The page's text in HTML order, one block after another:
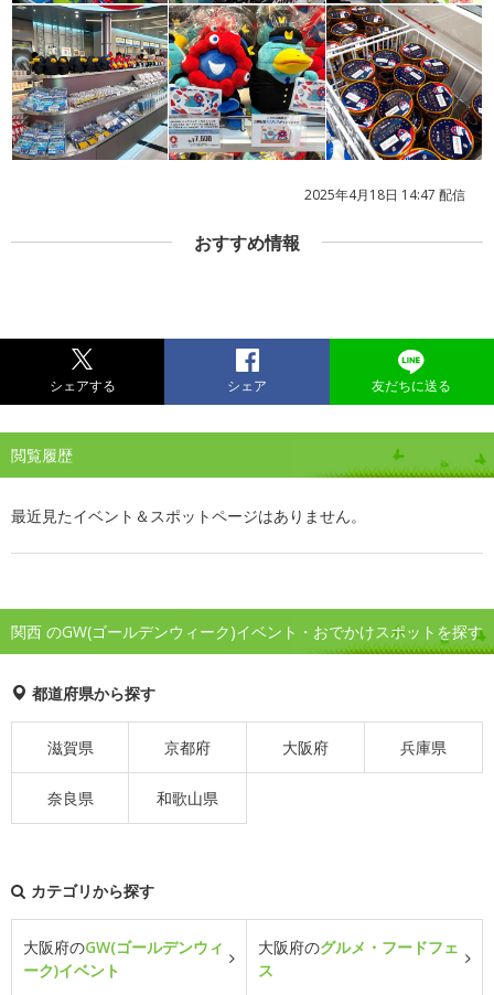
2025年4月18日 14:47 配信
おすすめ情報
シェアする シェア 友だちに送る
閲覧履歴
最近見たイベント＆スポットページはありません。
関西 のGW(ゴールデンウィーク)イベント・おでかけスポットを探す
都道府県から探す
滋賀県 京都府 大阪府 兵庫県
奈良県 和歌山県
カテゴリから探す
大阪府のGW(ゴールデンウィ
ーク)イベント
大阪府のグルメ・フードフェ
ス